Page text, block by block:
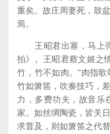
重矣。故庄周妻死，鼓
焉。
王昭君出塞，马上弹
拍》。王昭君蔡文姬之
竹，竹不如肉。"肉指歌
竹如箫笛，吹奏技巧，
力，多费功夫，故音乐
家。如丝绸陶瓷，皆关
求普及，则如箫笛之代